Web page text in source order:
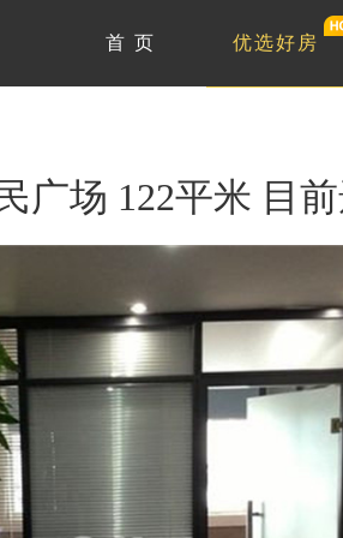
首 页 优选好房
广场 122平米 目